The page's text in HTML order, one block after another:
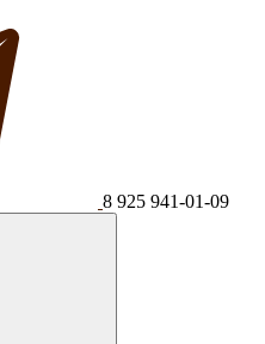
8 925 941-01-09